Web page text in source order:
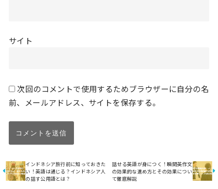
サイト
次回のコメントで使用するためブラウザーに自分の名
前、メールアドレス、サイトを保存する。
インドネシア旅行前に知っておきた
い！英語は通じる？インドネシア人
の話す公用語とは？
話せる英語が身につく！瞬間英作文
の効果的な進め方とその効果につい
て徹底解説